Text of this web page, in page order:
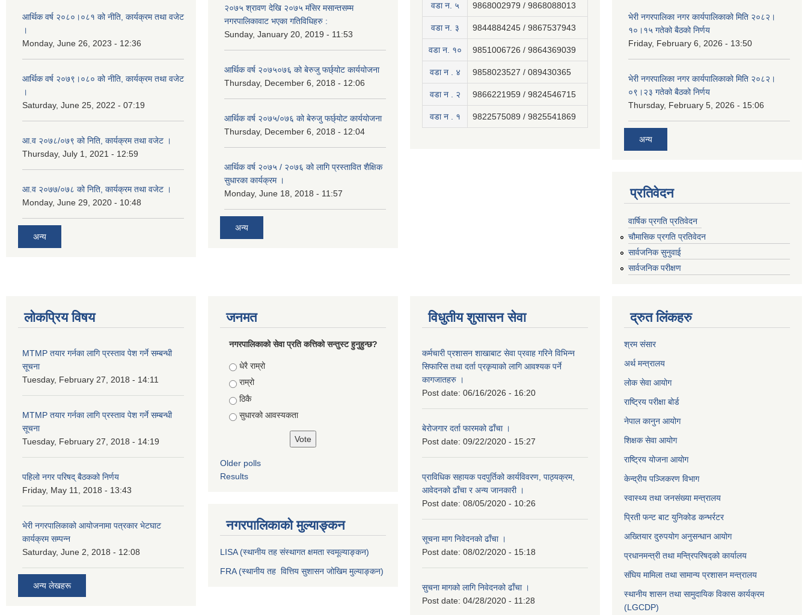
आर्थिक वर्ष २०८०।०८१ को नीति, कार्यक्रम तथा वजेट
।
Monday, June 26, 2023 - 12:36
आर्थिक वर्ष २०७९।०८० को नीति, कार्यक्रम तथा वजेट
।
Saturday, June 25, 2022 - 07:19
आ.व २०७८/०७९ को निति, कार्यक्रम तथा वजेट ।
Thursday, July 1, 2021 - 12:59
आ.व २०७७/०७८ को निति, कार्यक्रम तथा वजेट ।
Monday, June 29, 2020 - 10:48
अन्य
२०७५ श्रावण देखि २०७५ मंसिर मसान्तसम्म
नगरपालिकावाट भएका गतिविधिहरु :
Sunday, January 20, 2019 - 11:53
आर्थिक वर्ष २०७५०७६ को बेरुजु फर्छ्योट कार्ययोजना
Thursday, December 6, 2018 - 12:06
आर्थिक वर्ष २०७५/०७६ को बेरुजु फर्छ्योट कार्ययोजना
Thursday, December 6, 2018 - 12:04
आर्थिक वर्ष २०७५ / २०७६ को लागि प्रस्तावित शैक्षिक
सुधारका कार्यक्रम ।
Monday, June 18, 2018 - 11:57
अन्य
वडा न. ५ 9868002979 / 9868088013
वडा न. ३ 9844884245 / 9867537943
वडा न. १० 9851006726 / 9864369039
वडा न . ४ 9858023527 / 089430365
वडा न . २ 9866221959 / 9824546715
वडा न . १ 9822575089 / 9825541869
भेरी नगरपालिका नगर कार्यपालिकाको मिति २०८२।
१०।१५ गतेको बैठको निर्णय
Friday, February 6, 2026 - 13:50
भेरी नगरपालिका नगर कार्यपालिकाको मिति २०८२।
०९।२३ गतेको बैठको निर्णय
Thursday, February 5, 2026 - 15:06
अन्य
प्रतिवेदन
वार्षिक प्रगति प्रतिवेदन
चौमासिक प्रगति प्रतिवेदन
सार्वजनिक सुनुवाई
सार्वजनिक परीक्षण
लोकप्रिय विषय
MTMP तयार गर्नका लागि प्रस्ताव पेश गर्ने सम्बन्धी
सूचना
Tuesday, February 27, 2018 - 14:11
MTMP तयार गर्नका लागि प्रस्ताव पेश गर्ने सम्बन्धी
सूचना
Tuesday, February 27, 2018 - 14:19
पहिलो नगर परिषद् बैठकको निर्णय
Friday, May 11, 2018 - 13:43
भेरी नगरपालिकाको आयोजनामा पत्रकार भेटघाट
कार्यक्रम सम्पन्न
Saturday, June 2, 2018 - 12:08
अन्य लेखहरू
जनमत
नगरपालिकाको सेवा प्रति कत्तिको सन्तुस्ट हुनुहुन्छ?
Choices
धेरै राम्रो
राम्रो
ठिकै
सुधारको आवस्यकता
Older polls
Results
नगरपालिकाको मुल्याङ्कन
LISA (स्थानीय तह संस्थागत क्षमता स्वमूल्याङ्कन)
FRA (स्थानीय तह वित्तिय सुशासन जोखिम मुल्याङ्कन)
विधुतीय शुसासन सेवा
कर्मचारी प्रशासन शाखाबाट सेवा प्रवाह गरिने विभिन्न
सिफारिस तथा दर्ता प्रकृयाको लागि आवश्यक पर्ने
कागजातहरु ।
Post date: 06/16/2026 - 16:20
बेरोजगार दर्ता फारमको ढाँचा ।
Post date: 09/22/2020 - 15:27
प्राविधिक सहायक पदपुर्तिको कार्यविवरण, पाठ्यक्रम,
आवेदनको ढाँचा र अन्य जानकारी ।
Post date: 08/05/2020 - 10:26
सूचना माग निवेदनको ढाँचा ।
Post date: 08/02/2020 - 15:18
सुचना मागको लागि निवेदनको ढाँचा ।
Post date: 04/28/2020 - 11:28
द्रुत लिंकहरु
श्रम संसार
अर्थ मन्त्रालय
लोक सेवा आयोग
राष्ट्रिय परीक्षा बोर्ड
नेपाल कानुन आयोग
शिक्षक सेवा आयोग
राष्ट्रिय योजना आयोग
केन्द्रीय पञ्जिकरण विभाग
स्वास्थ्य तथा जनसंख्या मन्त्रालय
प्रिती फन्ट बाट युनिकोड कन्भर्रटर
अख्तियार दुरुपयोग अनुसन्धान आयोग
प्रधानमन्त्री तथा मन्त्रिपरिषद्को कार्यालय
संघिय मामिला तथा सामान्य प्रशासन मन्त्रालय
स्थानीय शासन तथा सामुदायिक विकास कार्यक्रम
(LGCDP)